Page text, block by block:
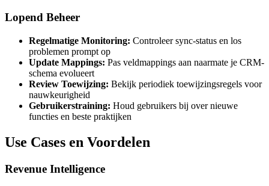
Lopend Beheer
Regelmatige Monitoring: Controleer sync-status en los
problemen prompt op
Update Mappings: Pas veldmappings aan naarmate je CRM-
schema evolueert
Review Toewijzing: Bekijk periodiek toewijzingsregels voor
nauwkeurigheid
Gebruikerstraining: Houd gebruikers bij over nieuwe
functies en beste praktijken
Use Cases en Voordelen
Revenue Intelligence